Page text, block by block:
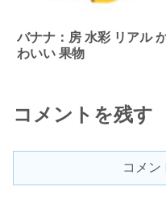
バナナ：房 水彩 リアル
わいい 果物
コメントを残す
コメン